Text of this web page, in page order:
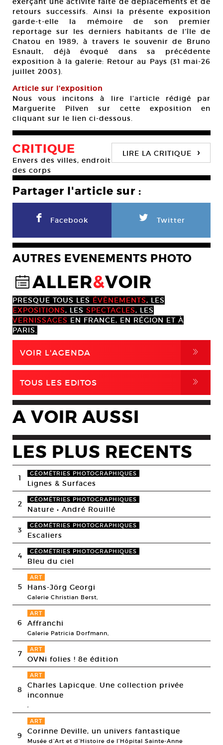
retours successifs. Ainsi la présente exposition
garde-t-elle la mémoire de son premier
reportage sur les derniers habitants de l’île de
Chatou en 1989, à travers le souvenir de Bruno
Esnault, déjà évoqué dans sa précédente
exposition à la galerie: Retour au Pays (31 mai-26
juillet 2003).
Article sur l’exposition
Nous vous incitons à lire l’article rédigé par
Marguerite Pilven sur cette exposition en
cliquant sur le lien ci-dessous.
CRITIQUE
Envers des villes, endroit
des corps
LIRE LA CRITIQUE ›
Partager l'article sur :
F Facebook L Twitter
AUTRES EVENEMENTS PHOTO
@ALLER&VOIR
PRESQUE TOUS LES ÉVÈNEMENTS, LES
EXPOSITIONS, LES SPECTACLES, LES
VERNISSAGES EN FRANCE, EN RÉGION ET À
PARIS.
VOIR L'AGENDA ,
TOUS LES EDITOS ,
A VOIR AUSSI
LES PLUS RECENTS
1 GÉOMÉTRIES PHOTOGRAPHIQUES
Lignes & Surfaces
2 GÉOMÉTRIES PHOTOGRAPHIQUES
Nature • André Rouillé
3 GÉOMÉTRIES PHOTOGRAPHIQUES
Escaliers
4 GÉOMÉTRIES PHOTOGRAPHIQUES
Bleu du ciel
5
ART
Hans-Jörg Georgi
Galerie Christian Berst,
6
ART
Affranchi
Galerie Patricia Dorfmann,
7 ART
OVNi folies ! 8e édition
8
ART
Charles Lapicque. Une collection privée
inconnue
,
9
ART
Corinne Deville, un univers fantastique
Musée d’Art et d’Histoire de l’Hôpital Sainte-Anne